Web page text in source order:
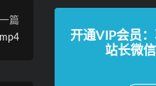
一篇
开通VIP会员
站长微